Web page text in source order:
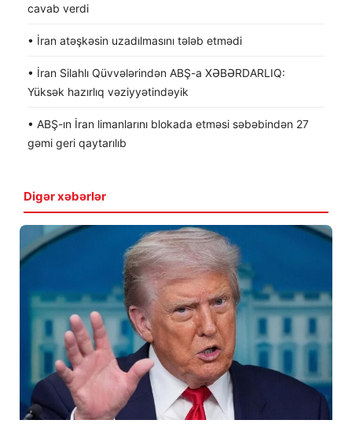
cavab verdi
• İran atəşkəsin uzadılmasını tələb etmədi
• İran Silahlı Qüvvələrindən ABŞ-a XƏBƏRDARLIQ:
Yüksək hazırlıq vəziyyətindəyik
• ABŞ-ın İran limanlarını blokada etməsi səbəbindən 27
gəmi geri qaytarılıb
Digər xəbərlər